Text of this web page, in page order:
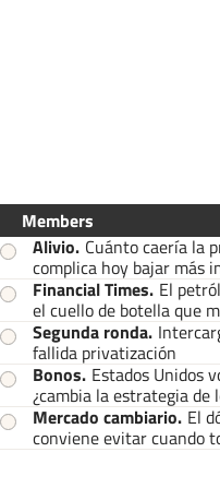
Members
Alivio. Cuánto caería la
complica hoy bajar más
Financial Times. El
el cuello de botella que
Segunda ronda.
fallida privatización
Bonos. Estados Unidos
¿cambia la estrategia
Mercado cambiario. El
conviene evitar cuando